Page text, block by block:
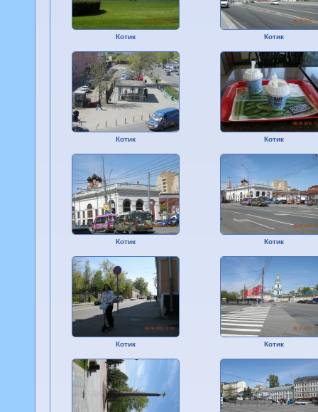
Котик Котик
Котик Котик
Котик Котик
Котик Котик